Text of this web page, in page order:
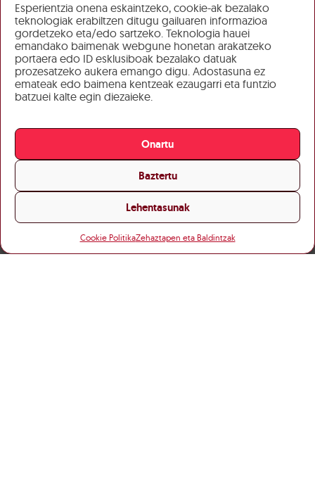
Esperientzia onena eskaintzeko, cookie-ak bezalako
teknologiak erabiltzen ditugu gailuaren informazioa
gordetzeko eta/edo sartzeko. Teknologia hauei
emandako baimenak webgune honetan arakatzeko
portaera edo ID esklusiboak bezalako datuak
prozesatzeko aukera emango digu. Adostasuna ez
emateak edo baimena kentzeak ezaugarri eta funtzio
batzuei kalte egin diezaieke.
Onartu
Baztertu
Lehentasunak
Cookie PolitikaZehaztapen eta Baldintzak